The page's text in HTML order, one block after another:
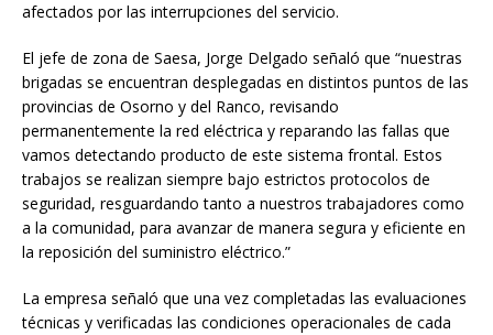
afectados por las interrupciones del servicio.
El jefe de zona de Saesa, Jorge Delgado señaló que “nuestras
brigadas se encuentran desplegadas en distintos puntos de las
provincias de Osorno y del Ranco, revisando
permanentemente la red eléctrica y reparando las fallas que
vamos detectando producto de este sistema frontal. Estos
trabajos se realizan siempre bajo estrictos protocolos de
seguridad, resguardando tanto a nuestros trabajadores como
a la comunidad, para avanzar de manera segura y eficiente en
la reposición del suministro eléctrico.”
La empresa señaló que una vez completadas las evaluaciones
técnicas y verificadas las condiciones operacionales de cada